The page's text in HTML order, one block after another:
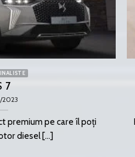
7
premium pe care îl poți
diesel [...]